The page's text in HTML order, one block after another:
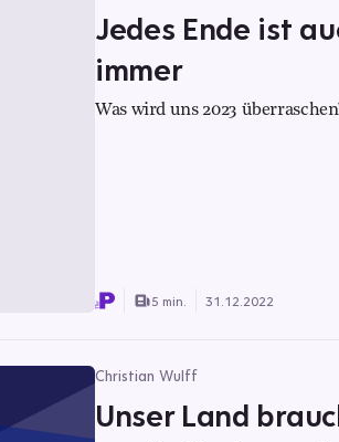
Jedes Ende ist
immer
Was wird uns 2023
5 min. 31.12.2022
Christian Wulff
Unser Land